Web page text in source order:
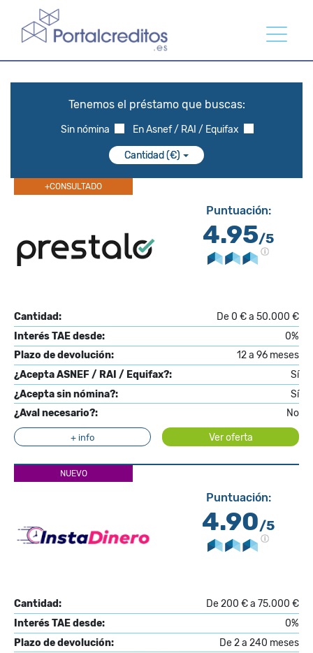
Tenemos el préstamo que buscas:
Sin nómina En Asnef / RAI / Equifax
Cantidad (€)
+CONSULTADO
Puntuación:
4.95/5
Cantidad:
De 0 € a 50.000 €
Interés TAE desde:
0%
Plazo de devolución:
12 a 96 meses
¿Acepta ASNEF / RAI / Equifax?:
Sí
¿Acepta sin nómina?:
Sí
¿Aval necesario?:
No
+ info Ver oferta
NUEVO
Puntuación:
4.90/5
Cantidad:
De 200 € a 75.000 €
Interés TAE desde:
0%
Plazo de devolución:
De 2 a 240 meses